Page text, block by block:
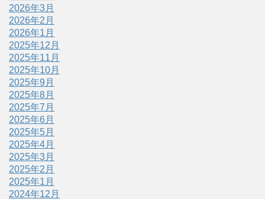
2026年3月
2026年2月
2026年1月
2025年12月
2025年11月
2025年10月
2025年9月
2025年8月
2025年7月
2025年6月
2025年5月
2025年4月
2025年3月
2025年2月
2025年1月
2024年12月